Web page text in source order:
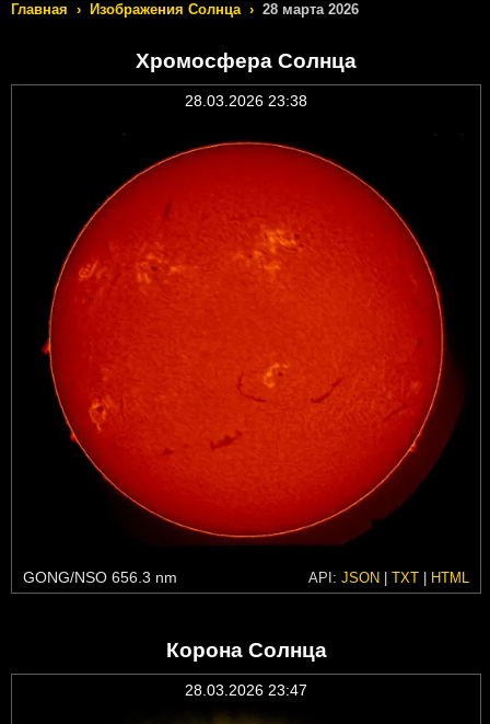
Главная › Изображения Солнца › 28 марта 2026
Хромосфера Солнца
28.03.2026 23:38
GONG/NSO 656.3 nm API: JSON | TXT | HTML
Корона Солнца
28.03.2026 23:47